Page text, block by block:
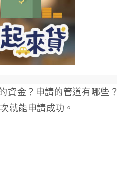
資金？申請的管道有哪些？
就能申請成功。